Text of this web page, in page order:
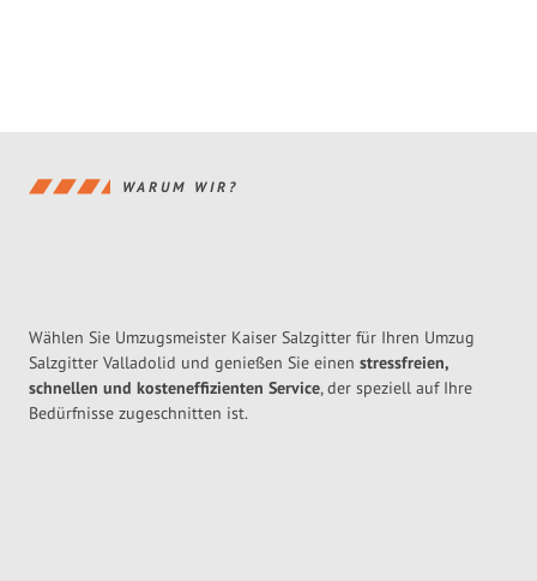
WARUM WIR?
Wählen Sie Umzugsmeister Kaiser Salzgitter für Ihren Umzug
Salzgitter Valladolid und genießen Sie einen stressfreien,
schnellen und kosteneffizienten Service, der speziell auf Ihre
Bedürfnisse zugeschnitten ist.